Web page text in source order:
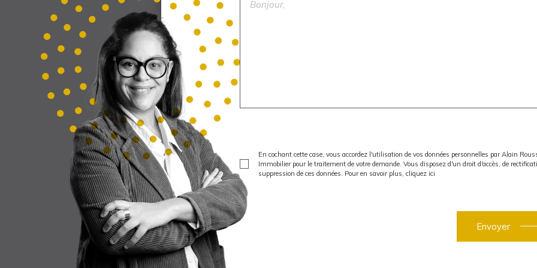
En cochant cette case, vous accordez l'utilisation de vos données personnelles par Alain
Immobilier pour le traitement de votre demande. Vous disposez d'un droit d'accès, de
suppression de ces données. Pour en savoir plus,cliquez ici